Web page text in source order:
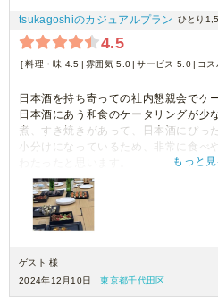
tsukagoshiのカジュアルプラン ひとり
4.5
料理・味 4.5 雰囲気 5.0 サービス 5.0 コ
日本酒を持ち寄っての社内懇親会でケ
日本酒にあう和食のケータリングが少
煮、すき焼きがあって、日本酒にぴっ
小分けになっているため、非常に食べ
思っていたより量が少ないかな？と感
もっと見
ゲスト 様
2024年12月10日
東京都千代田区